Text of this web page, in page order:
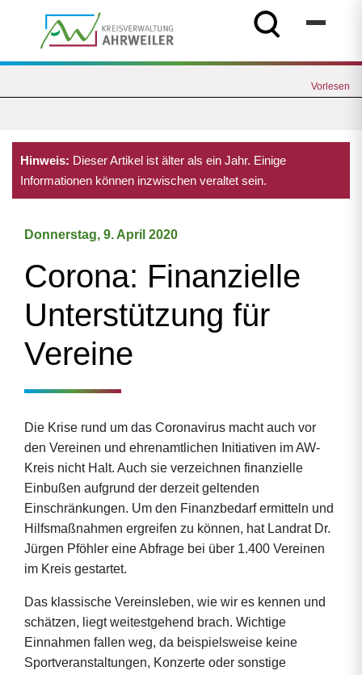
Vorlesen
Hinweis: Dieser Artikel ist älter als ein Jahr. Einige
Informationen können inzwischen veraltet sein.
Donnerstag, 9. April 2020
Corona: Finanzielle
Unterstützung für
Vereine
Die Krise rund um das Coronavirus macht auch vor
den Vereinen und ehrenamtlichen Initiativen im AW-
Kreis nicht Halt. Auch sie verzeichnen finanzielle
Einbußen aufgrund der derzeit geltenden
Einschränkungen. Um den Finanzbedarf ermitteln und
Hilfsmaßnahmen ergreifen zu können, hat Landrat Dr.
Jürgen Pföhler eine Abfrage bei über 1.400 Vereinen
im Kreis gestartet.
Das klassische Vereinsleben, wie wir es kennen und
schätzen, liegt weitestgehend brach. Wichtige
Einnahmen fallen weg, da beispielsweise keine
Sportveranstaltungen, Konzerte oder sonstige